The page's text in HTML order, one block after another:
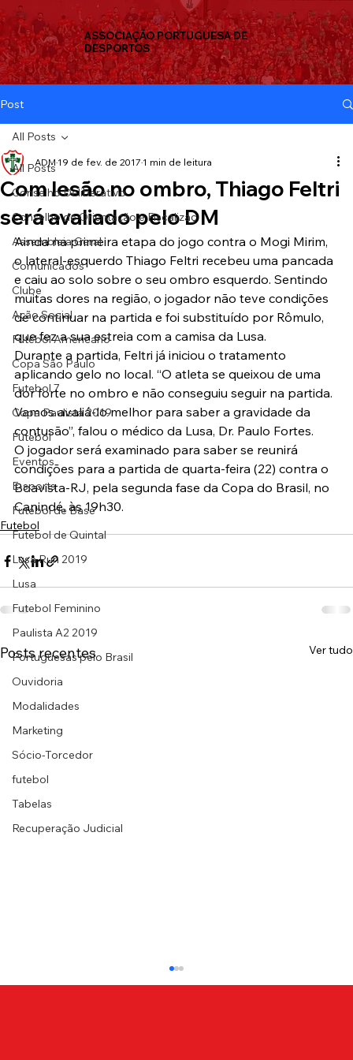
ASSOCIAÇÃO PORTUGUESA DE
DESPORTOS
Post
All Posts
Conselho Deliberativo
Conselho de Orientação e Fiscalizaç
Assembleia Geral
Comunicados
Clube
Ação Social
Futebol Americano
Copa São Paulo
Futebol 7
Copa Paulista 2019
Futebol
Eventos
E-sports
Futebol de Base
Futebol de Quintal
Lusa Run 2019
Lusa
Futebol Feminino
Paulista A2 2019
Portuguesas pelo Brasil
Ouvidoria
Modalidades
Marketing
Sócio-Torcedor
futebol
Tabelas
Recuperação Judicial
All Posts
Com lesão no ombro, Thiago Feltri
será avaliado pelo DM
ADM 19 de fev. de 2017 1 min de leitura
Ainda na primeira etapa do jogo contra o Mogi Mirim,
o lateral-esquerdo Thiago Feltri recebeu uma pancada
e caiu ao solo sobre o seu ombro esquerdo. Sentindo
muitas dores na região, o jogador não teve condições
de continuar na partida e foi substituído por Rômulo,
que fez a sua estreia com a camisa da Lusa.
Durante a partida, Feltri já iniciou o tratamento
aplicando gelo no local. “O atleta se queixou de uma
dor forte no ombro e não conseguiu seguir na partida.
Vamos avaliá-lo melhor para saber a gravidade da
contusão”, falou o médico da Lusa, Dr. Paulo Fortes.
O jogador será examinado para saber se reunirá
condições para a partida de quarta-feira (22) contra o
Boavista-RJ, pela segunda fase da Copa do Brasil, no
Canindé, às 19h30.
Futebol
Posts recentes Ver tudo